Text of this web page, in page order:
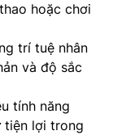
hoặc chơi
trí tuệ nhân
và độ sắc
tính năng
tiện lợi trong